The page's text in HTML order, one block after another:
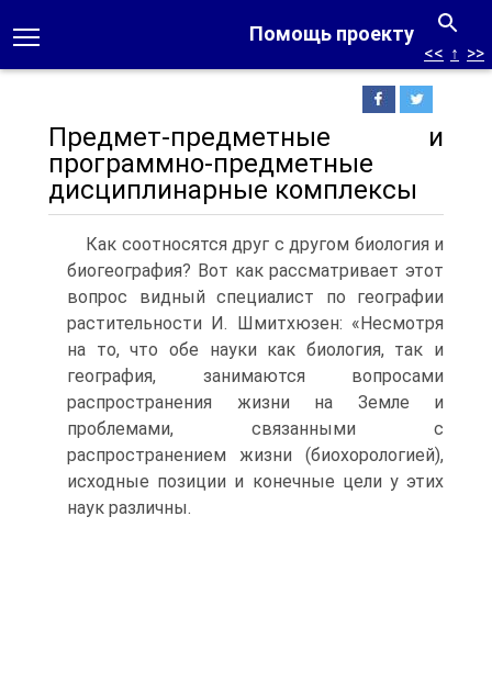
Помощь проекту
<< ↑ >>
Предмет-предметные и
программно-предметные
дисциплинарные комплексы
Как соотносятся друг с другом биология и
биогеография? Вот как рассматривает этот
вопрос видный специалист по географии
растительности И. Шмитхюзен: «Несмотря
на то, что обе науки как биология, так и
география, занимаются вопросами
распространения жизни на Земле и
проблемами, связанными с
распространением жизни (биохорологией),
исходные позиции и конечные цели у этих
наук различны.